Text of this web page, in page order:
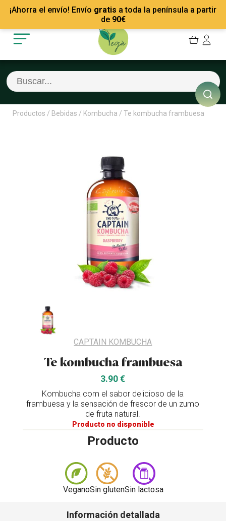
¡Ahorra el envío! Envío gratis a toda la península a partir
de 90€
Mis Pedidos
Mis favoritos
Cerrar sesión
Recetas
Empresas
Contacto
Productos / Bebidas / Kombucha / Te kombucha frambuesa
CAPTAIN KOMBUCHA
Te kombucha frambuesa
3.90 €
Kombucha com el sabor delicioso de la
frambuesa y la sensación de frescor de un zumo
de fruta natural.
Producto no disponible
Producto
VeganoSin glutenSin lactosa
Información detallada